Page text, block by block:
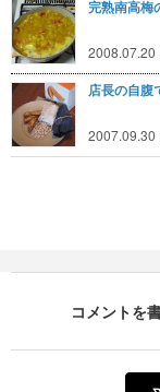
完熟南高梅
2008.07.20
店長の自腹
2007.09.30
コメントを